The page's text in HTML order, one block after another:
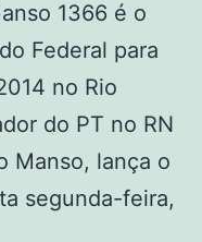
1366 é o
Federal para
no Rio
do PT no RN
Manso, lança o
segunda-feira,